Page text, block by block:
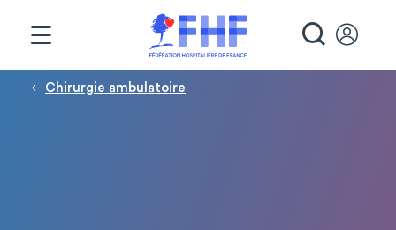
Fil d'Ariane
Chirurgie ambulatoire
Panneau de gestion des cookies